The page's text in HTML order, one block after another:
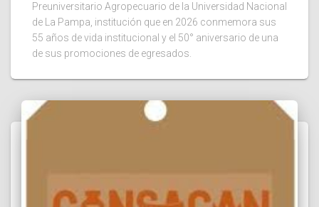
Preuniversitario Agropecuario de la Universidad Nacional
de La Pampa, institución que en 2026 conmemora sus
55 años de vida institucional y el 50° aniversario de una
de sus promociones de egresados.